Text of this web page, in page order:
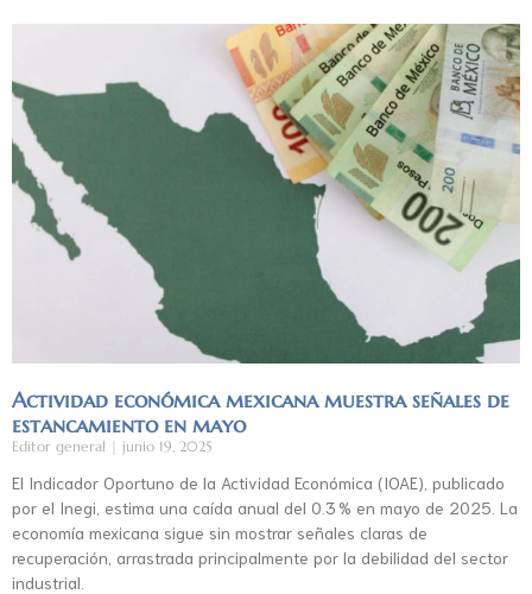
Actividad económica mexicana muestra señales de
estancamiento en mayo
Editor general junio 19, 2025
El Indicador Oportuno de la Actividad Económica (IOAE), publicado
por el Inegi, estima una caída anual del 0.3 % en mayo de 2025. La
economía mexicana sigue sin mostrar señales claras de
recuperación, arrastrada principalmente por la debilidad del sector
industrial.